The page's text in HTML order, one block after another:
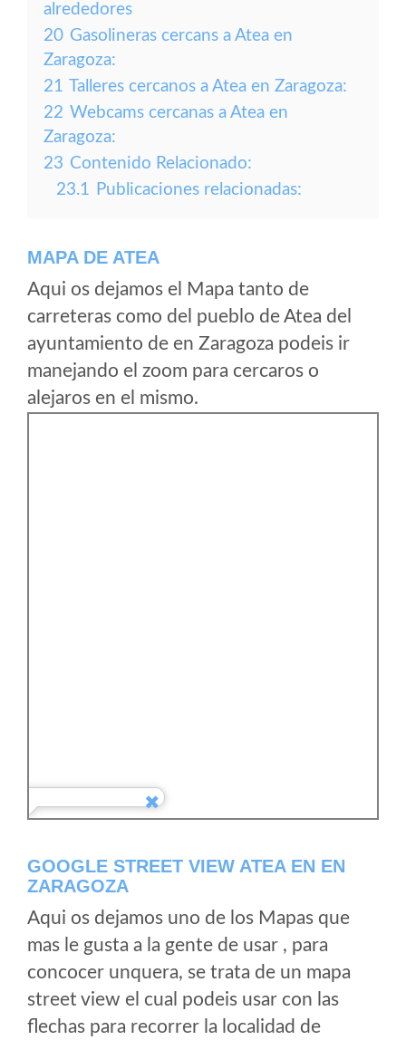
alrededores
20 Gasolineras cercans a Atea en
Zaragoza:
21 Talleres cercanos a Atea en Zaragoza:
22 Webcams cercanas a Atea en
Zaragoza:
23 Contenido Relacionado:
23.1 Publicaciones relacionadas:
MAPA DE ATEA
Aqui os dejamos el Mapa tanto de
carreteras como del pueblo de Atea del
ayuntamiento de en Zaragoza podeis ir
manejando el zoom para cercaros o
alejaros en el mismo.
GOOGLE STREET VIEW ATEA EN EN
ZARAGOZA
Aqui os dejamos uno de los Mapas que
mas le gusta a la gente de usar , para
concocer unquera, se trata de un mapa
street view el cual podeis usar con las
flechas para recorrer la localidad de